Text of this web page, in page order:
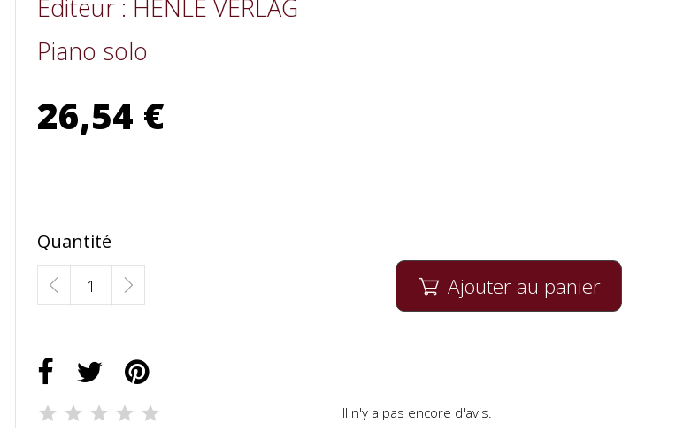
Editeur : HENLE VERLAG
Piano solo
26,54 €
Quantité
 Ajouter au panier
Il n'y a pas encore d'avis.